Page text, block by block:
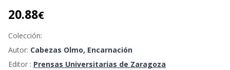
20.88€
Colección:
Autor: Cabezas Olmo, Encarnación
Editor : Prensas Universitarias de Zaragoza